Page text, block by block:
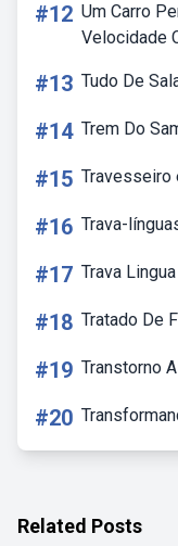
#12 Um Carro
Velocidade
#13 Tudo De
#14 Trem Do
#15 Travesseiro
#16 Trava-
#17 Trava
#18 Tratado De
#19 Transtorno
#20
Related Posts